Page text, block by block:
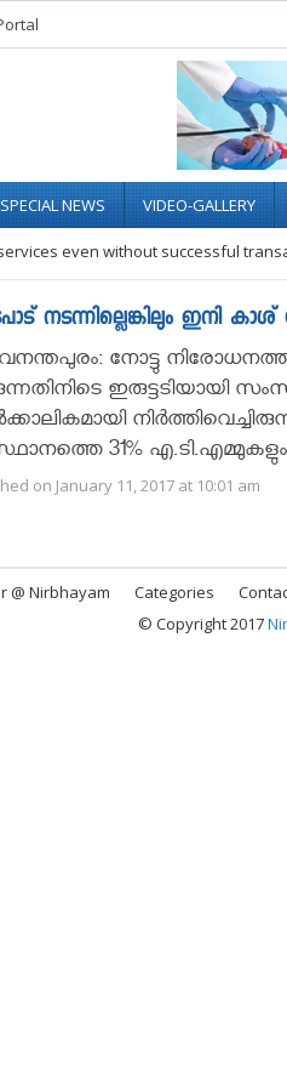
SPECIAL NEWS VIDEO-GALLERY
even without successful
നടന്നില്ലെങ്കിലും ഇനി
നോട്ടു
ഇരുട്ടടിയായി
31%
on January 11, 2017 at 10:01 am
@ Nirbhayam Categories
© Copyright 2017